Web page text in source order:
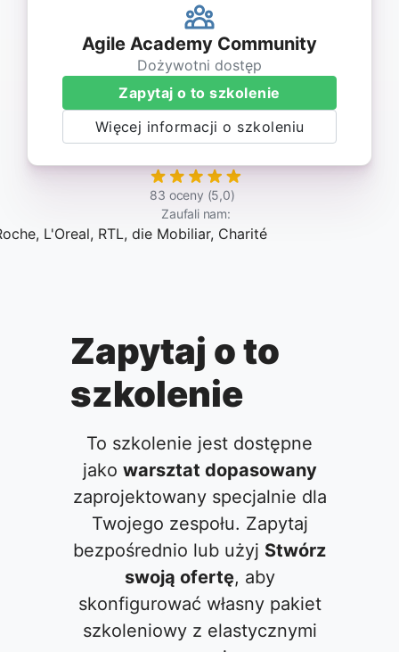
Agile Academy Community
Dożywotni dostęp
Zapytaj o to szkolenie
Więcej informacji o szkoleniu
83 oceny (5,0)
Zaufali nam:
Zapytaj o to
szkolenie
To szkolenie jest dostępne
jako warsztat dopasowany
zaprojektowany specjalnie dla
Twojego zespołu. Zapytaj
bezpośrednio lub użyj Stwórz
swoją ofertę, aby
skonfigurować własny pakiet
szkoleniowy z elastycznymi